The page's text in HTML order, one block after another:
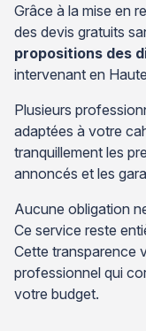
Grâce à la mise en
des devis gratuits
propositions des
intervenant en
Plusieurs
adaptées à votre
tranquillement les
annoncés et les
Aucune obligation
Ce service reste
Cette transparence
professionnel qui
votre budget.